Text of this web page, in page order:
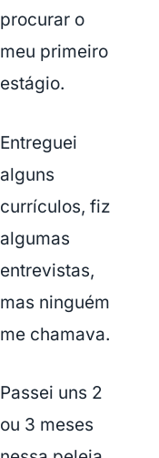
procurar o
meu primeiro
estágio.
Entreguei
alguns
currículos, fiz
algumas
entrevistas,
mas ninguém
me chamava.
Passei uns 2
ou 3 meses